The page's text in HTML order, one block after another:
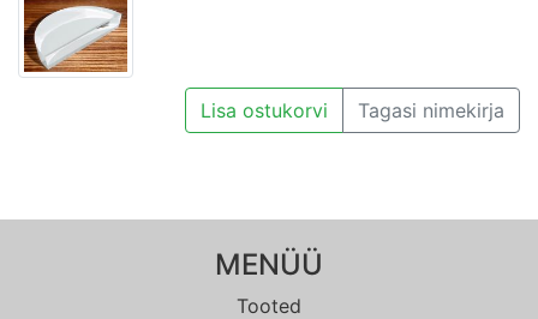
Lisa ostukorvi Tagasi nimekirja
MENÜÜ
Tooted